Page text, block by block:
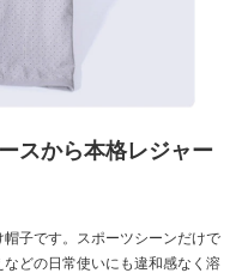
スから本格レジャー
子です。スポーツシーンだけで
どの日常使いにも違和感なく溶